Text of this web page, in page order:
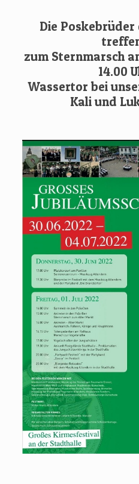
Die
zum Sternmarsch
14.00
Wassertor bei
Kali und